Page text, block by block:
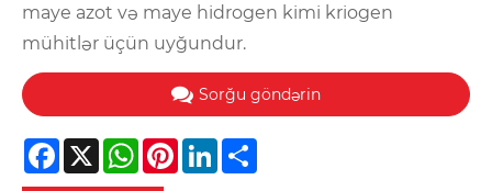
maye azot və maye hidrogen kimi kriogen
mühitlər üçün uyğundur.
Sorğu göndərin
Facebook
X WhatsApp
Pinterest
LinkedIn